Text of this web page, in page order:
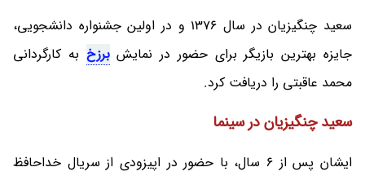
سعید چنگیزیان در سال 1376 و در اولین جشنواره دانشجویی،
جایزه بهترین بازیگر برای حضور در نمایشبرزخ به کارگردانی
محمد عاقبتی را دریافت کرد.
سعید چنگیزیان در سینما
ایشان پس از 6 سال، با حضور در اپیزودی از سریال خداحافظ